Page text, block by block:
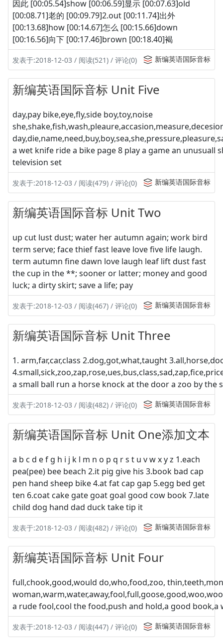
因此 [00:05.54]show [00:06.59]显示 [00:07.63]old
[00:08.71]老的 [00:09.79]2.out [00:11.74]出外
[00:13.68]how [00:14.67]怎么 [00:15.66]down
[00:16.56]向下 [00:17.46]brown [00:18.40]褐
发表于:2018-12-03 / 阅读(521) / 评论(0) 新编英语国际音标
新编英语国际音标 Unit Five
day,pay bike,eye,fly,side boy,toy,noise
a wet knife ride a bike page 8 play a game an unusuall
television set
发表于:2018-12-03 / 阅读(479) / 评论(0) 新编英语国际音标
新编英语国际音标 Unit Two
up cut lust dust; water her autumn again; work bird
term serve; face thief fast leave love five life laugh.
term autumn fine dawn love laugh leaf lift dust fast
the cup in the **; sooner or latter; money and good
luck; a dirty skirt; save a life; pay
发表于:2018-12-03 / 阅读(467) / 评论(0) 新编英语国际音标
新编英语国际音标 Unit Three
1. arm,far,car,class 2.dog,got,what,taught
a small ball run a horse knock at the door a zoo by the
发表于:2018-12-03 / 阅读(482) / 评论(0) 新编英语国际音标
新编英语国际音标 Unit One添加文本
a b c d e f g h i j k l m n o p q r s t u v w x y z 1.each
pea(pee) bee beach 2.it pig give his 3.book bad cap
pen hand sheep bike 4.at fat cap gap 5.egg bed get
ten 6.coat cake gate goat goal good cow book 7.late
child dog hand dad duck take tip it
发表于:2018-12-03 / 阅读(482) / 评论(0) 新编英语国际音标
新编英语国际音标 Unit Four
full,chook,good,would do,who,food,zoo,
a rude fool,cool the food,push and hold,a good book,a
发表于:2018-12-03 / 阅读(447) / 评论(0) 新编英语国际音标